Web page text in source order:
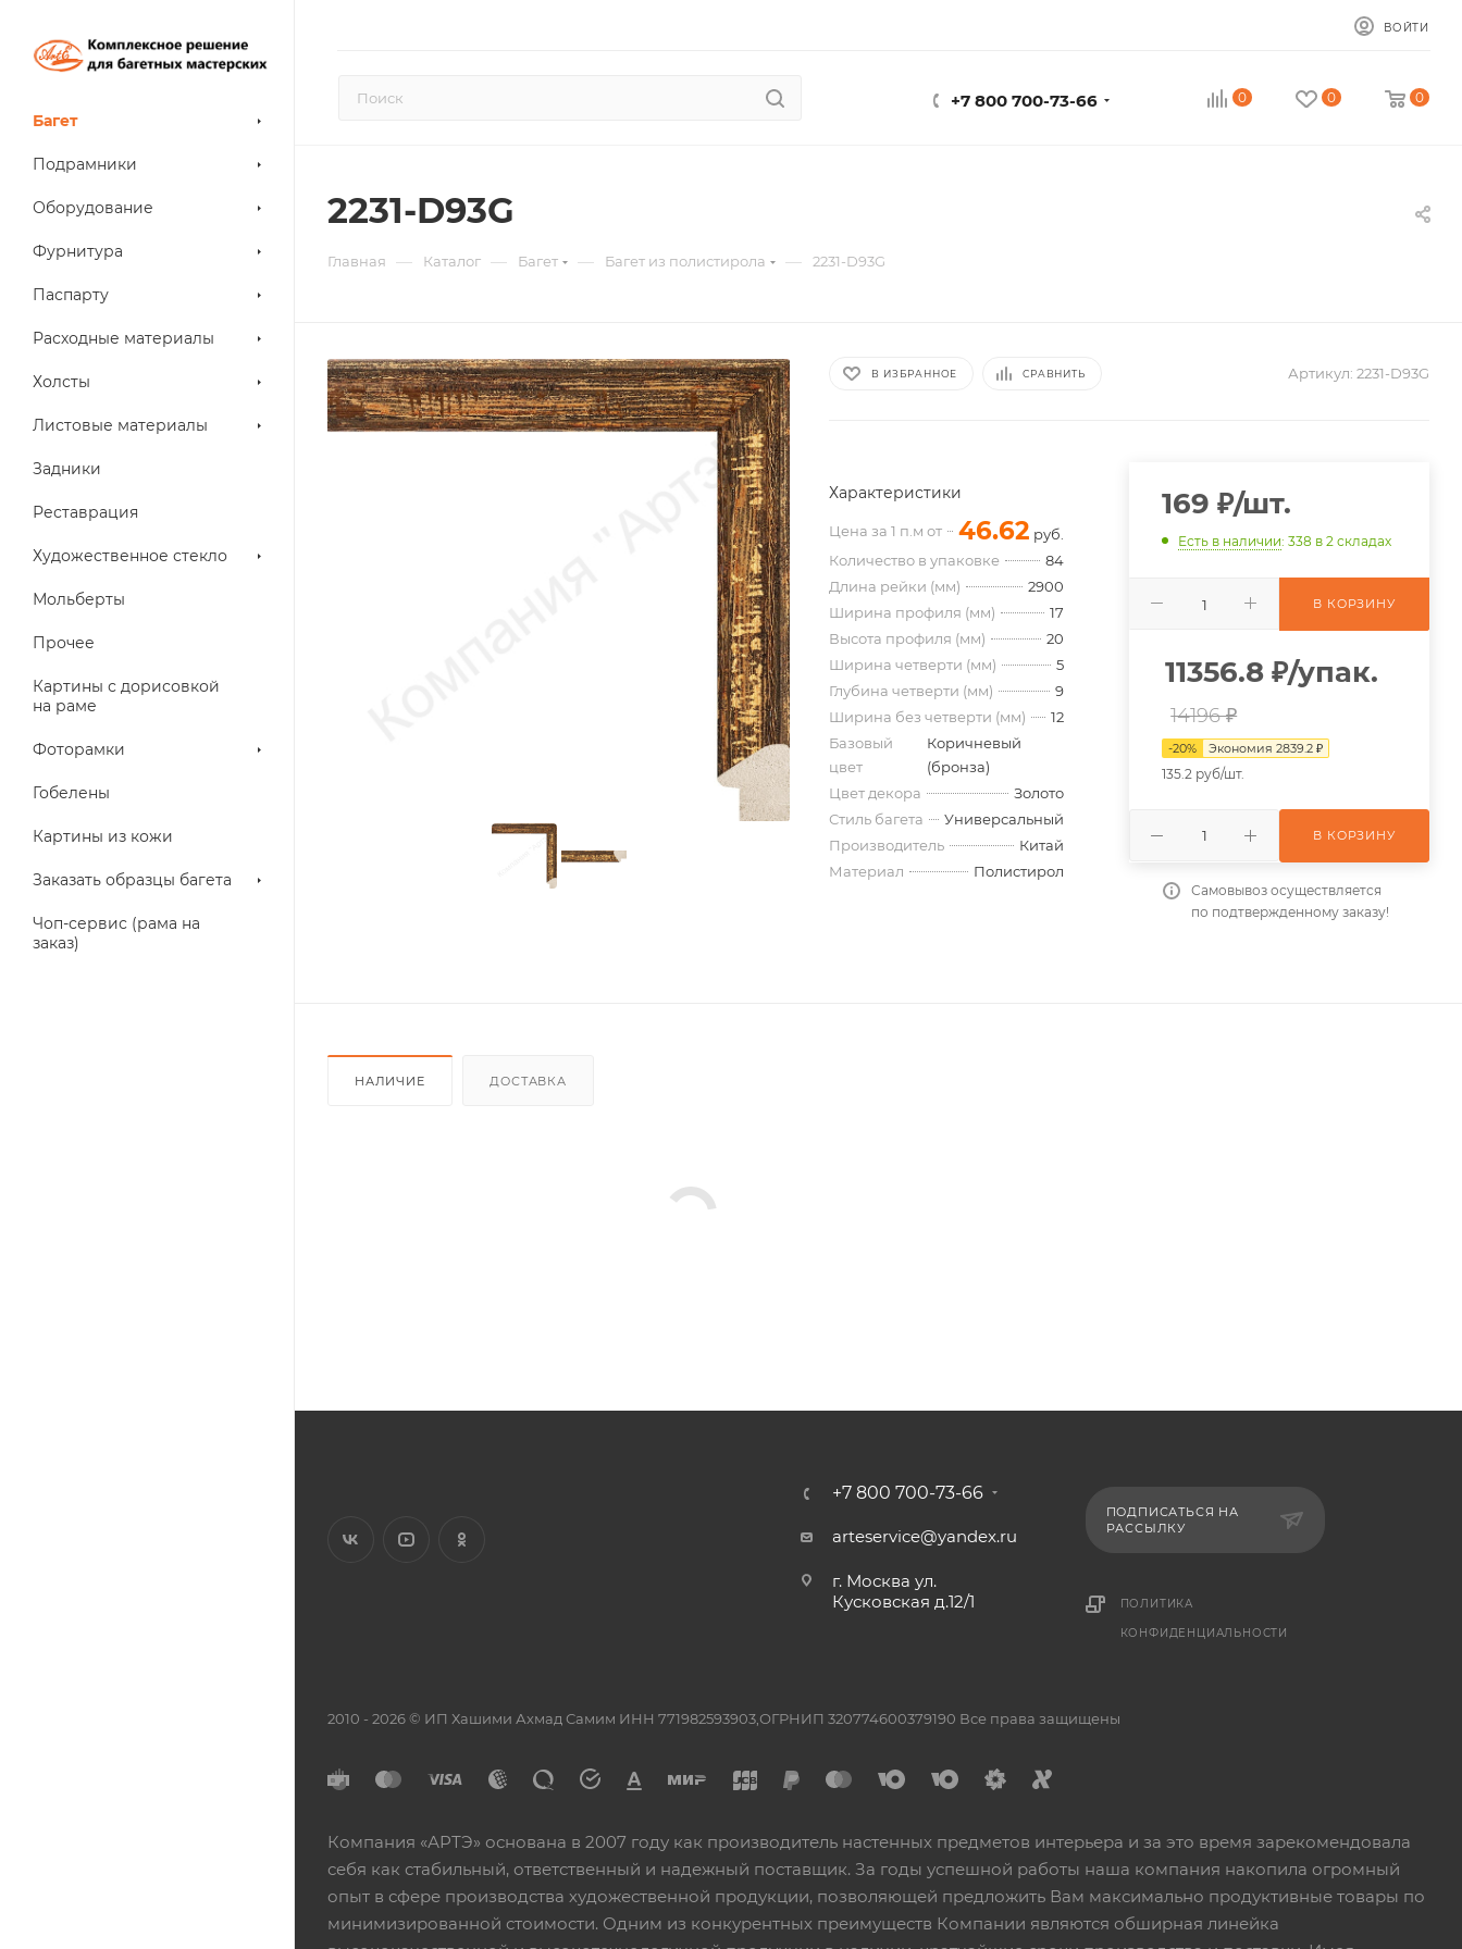
ВОЙТИ
+7 800 700-73-66 0 0 0
Багет
Подрамники
Оборудование
Фурнитура
Паспарту
Расходные материалы
Холсты
Листовые материалы
Задники
Реставрация
Художественное стекло
Мольберты
Прочее
Картины с дорисовкой
на раме
Фоторамки
Гобелены
Картины из кожи
Заказать образцы багета
Чоп-сервис (рама на
заказ)
2231-D93G
Главная — Каталог — Багет — Багет из полистирола — 2231-D93G
В ИЗБРАННОЕ СРАВНИТЬ Артикул: 2231-D93G
Характеристики
Цена за 1 п.м от 46.62 руб.
Количество в упаковке
84
Длина рейки (мм)
2900
Ширина профиля (мм)
17
Высота профиля (мм)
20
Ширина четверти (мм)
5
Глубина четверти (мм)
9
Ширина без четверти (мм)
12
Базовый
цвет
Коричневый
(бронза)
Цвет декора
Золото
Стиль багета
Универсальный
Производитель
Китай
Материал
Полистирол
169 ₽/шт.
Есть в наличии: 338 в 2 складах
В КОРЗИНУ
11356.8 ₽/упак.
14196 ₽
-20% Экономия2839.2 ₽
135.2 руб/шт.
В КОРЗИНУ
Самовывоз осуществляется
по подтвержденному заказу!
НАЛИЧИЕ ДОСТАВКА
+7 800 700-73-66
arteservice@yandex.ru
г. Москва ул.
Кусковская д.12/1
ПОДПИСАТЬСЯ НА
РАССЫЛКУ
ПОЛИТИКА
КОНФИДЕНЦИАЛЬНОСТИ
2010 - 2026 © ИП Хашими Ахмад Самим ИНН 771982593903,ОГРНИП 320774600379190 Все права защищены
Компания «АРТЭ» основана в 2007 году как производитель настенных предметов интерьера и за это время зарекомендовала
себя как стабильный, ответственный и надежный поставщик. За годы успешной работы наша компания накопила огромный
опыт в сфере производства художественной продукции, позволяющей предложить Вам максимально продуктивные товары по
минимизированной стоимости. Одним из конкурентных преимуществ Компании являются обширная линейка